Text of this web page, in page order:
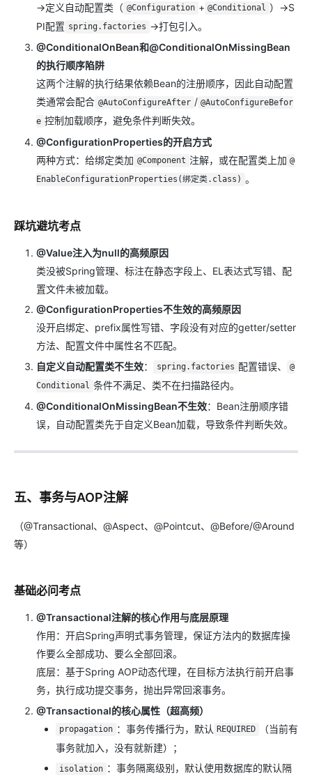
→定义自动配置类（ @Configuration + @Conditional ）→S
PI配置 spring.factories →打包引入。
@ConditionalOnBean和@ConditionalOnMissingBean
的执行顺序陷阱
这两个注解的执行结果依赖Bean的注册顺序，因此自动配置
类通常会配合 @AutoConfigureAfter / @AutoConfigureBefor
e 控制加载顺序，避免条件判断失效。
@ConfigurationProperties的开启方式
两种方式：给绑定类加 @Component 注解，或在配置类上加 @
EnableConfigurationProperties(绑定类.class) 。
踩坑避坑考点
@Value注入为null的高频原因
类没被Spring管理、标注在静态字段上、EL表达式写错、配
置文件未被加载。
@ConfigurationProperties不生效的高频原因
没开启绑定、prefix属性写错、字段没有对应的getter/setter
方法、配置文件中属性名不匹配。
自定义自动配置类不生效： spring.factories 配置错误、
@
Conditional 条件不满足、类不在扫描路径内。
@ConditionalOnMissingBean不生效：Bean注册顺序错
误，自动配置类先于自定义Bean加载，导致条件判断失效。
五、事务与AOP注解
（@Transactional、@Aspect、@Pointcut、@Before/@Around
等）
基础必问考点
@Transactional注解的核心作用与底层原理
作用：开启Spring声明式事务管理，保证方法内的数据库操
作要么全部成功、要么全部回滚。
底层：基于Spring AOP动态代理，在目标方法执行前开启事
务，执行成功提交事务，抛出异常回滚事务。
@Transactional的核心属性（超高频）
propagation ：事务传播行为，默认 REQUIRED
（当前有
事务就加入，没有就新建）；
isolation ：事务隔离级别，默认使用数据库的默认隔